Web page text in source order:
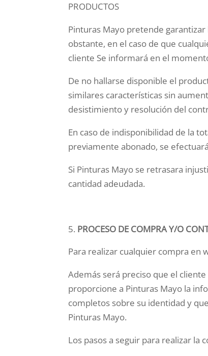
PRODUCTOS
Pinturas Mayo pretende
obstante, en el caso de que
cliente Se informará en el
De no hallarse disponible el
similares características sin
desistimiento y resolución del
En caso de indisponibilidad de la
previamente abonado, se
Si Pinturas Mayo se retrasara
cantidad adeudada.
PROCESO DE COMPRA Y/O
Para realizar cualquier compra en
Además será preciso que el
proporcione a Pinturas Mayo la
completos sobre su identidad y
Pinturas Mayo.
Los pasos a seguir para realizar la